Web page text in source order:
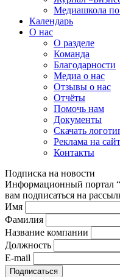
Медиашкола
Календарь
О нас
О разделе
Команда
Благодарности
Медиа о нас
Отзывы о нас
Отчёты
Помочь нам
Документы
Скачать
Реклама на
Контакты
Подписка на новости
Информационный портал
вам подписаться на
Имя
Фамилия
Название компании
Должность
E-mail